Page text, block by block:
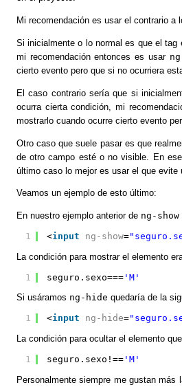
Mi recomendación es usar el contrario
Si inicialmente o lo normal es que el
mi recomendación entonces es usar
cierto evento pero que si no ocurriera
El caso contrario sería que si
ocurra cierta condición, mi
mostrarlo cuando ocurre cierto evento
Otro caso que suele pasar es que
de otro campo esté o no visible. En
último caso lo mejor es usar el que
Veamos un ejemplo de esto último:
En nuestro ejemplo anterior de ng-show
1
<input ng-show=
La condición para mostrar el elemento
1
seguro.sexo==='M'
Si usáramos ng-hide quedaría de la
1
<input ng-hide=
La condición para ocultar el elemento
1
seguro.sexo!=='M'
Personalmente siempre me gustan más